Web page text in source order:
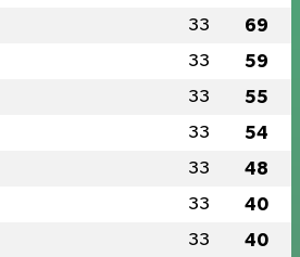
33 69
33 59
33 55
33 54
33 48
33 40
33 40